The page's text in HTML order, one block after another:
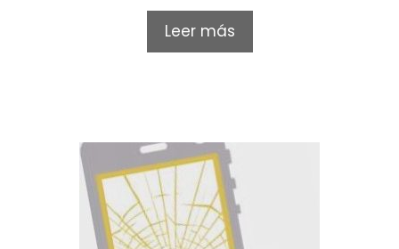
0
u
Leer más